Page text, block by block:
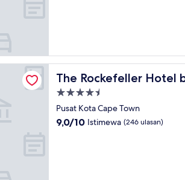
The Rockefeller Hotel
The Rockefeller Hotel by
Properti
bintang
4.5
Pusat Kota Cape Town
9.0
9,0/10 Istimewa (246 ulasan)